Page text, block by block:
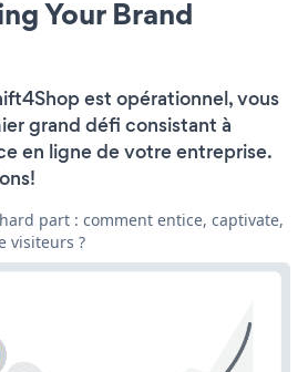
Your Brand
est opérationnel, vous
grand défi consistant à
en ligne de votre entreprise.
part : comment entice, captivate,
visiteurs ?